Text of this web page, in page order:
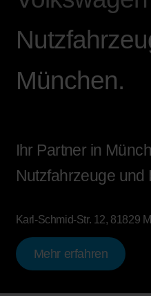
München.
Ihr Partner in
Nutzfahrzeuge und
Karl-Schmid-Str. 12, 81829
Mehr erfahren